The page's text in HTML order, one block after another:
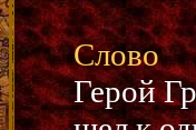
Слово
Герой